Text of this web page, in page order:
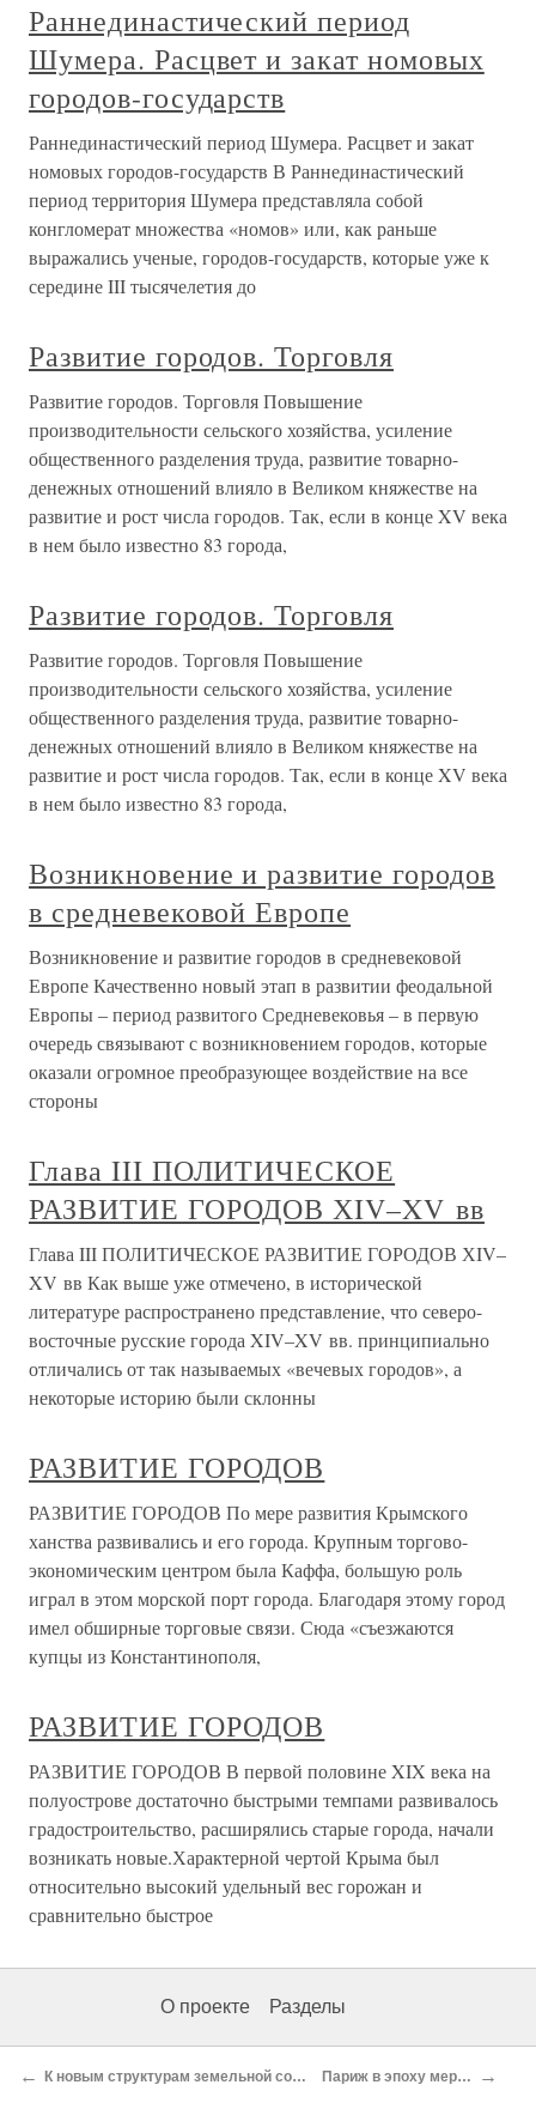
Раннединастический период
Шумера. Расцвет и закат номовых
городов-государств
Раннединастический период Шумера. Расцвет и закат
номовых городов-государств В Раннединастический
период территория Шумера представляла собой
конгломерат множества «номов» или, как раньше
выражались ученые, городов-государств, которые уже к
середине III тысячелетия до
Развитие городов. Торговля
Развитие городов. Торговля Повышение
производительности сельского хозяйства, усиление
общественного разделения труда, развитие товарно-
денежных отношений влияло в Великом княжестве на
развитие и рост числа городов. Так, если в конце XV века
в нем было известно 83 города,
Развитие городов. Торговля
Развитие городов. Торговля Повышение
производительности сельского хозяйства, усиление
общественного разделения труда, развитие товарно-
денежных отношений влияло в Великом княжестве на
развитие и рост числа городов. Так, если в конце XV века
в нем было известно 83 города,
Возникновение и развитие городов
в средневековой Европе
Возникновение и развитие городов в средневековой
Европе Качественно новый этап в развитии феодальной
Европы – период развитого Средневековья – в первую
очередь связывают с возникновением городов, которые
оказали огромное преобразующее воздействие на все
стороны
Глава III ПОЛИТИЧЕСКОЕ
РАЗВИТИЕ ГОРОДОВ ХIV–XV вв
Глава III ПОЛИТИЧЕСКОЕ РАЗВИТИЕ ГОРОДОВ ХIV–
XV вв Как выше уже отмечено, в исторической
литературе распространено представление, что северо-
восточные русские города XIV–XV вв. принципиально
отличались от так называемых «вечевых городов», а
некоторые историю были склонны
РАЗВИТИЕ ГОРОДОВ
РАЗВИТИЕ ГОРОДОВ По мере развития Крымского
ханства развивались и его города. Крупным торгово-
экономическим центром была Каффа, большую роль
играл в этом морской порт города. Благодаря этому город
имел обширные торговые связи. Сюда «съезжаются
купцы из Константинополя,
РАЗВИТИЕ ГОРОДОВ
РАЗВИТИЕ ГОРОДОВ В первой половине XIX века на
полуострове достаточно быстрыми темпами развивалось
градостроительство, расширялись старые города, начали
возникать новые.Характерной чертой Крыма был
относительно высокий удельный вес горожан и
сравнительно быстрое
О проекте Разделы
← К новым структурам земельной собственности Париж в эпоху меровингов →